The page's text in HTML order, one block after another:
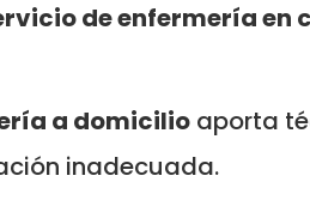
de enfermería en
a domicilio aporta
inadecuada.